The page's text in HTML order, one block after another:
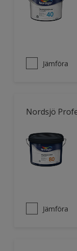
Jämföra
Nordsjö
Jämföra